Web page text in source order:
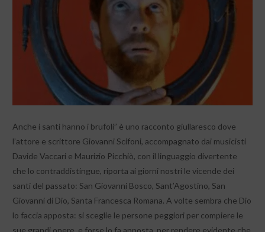
Anche i santi hanno i brufoli” è uno racconto giullaresco dove
l’attore e scrittore Giovanni Scifoni, accompagnato dai musicisti
Davide Vaccari e Maurizio Picchiò, con il linguaggio divertente
che lo contraddistingue, riporta ai giorni nostri le vicende dei
santi del passato: San Giovanni Bosco, Sant’Agostino, San
Giovanni di Dio, Santa Francesca Romana. A volte sembra che Dio
lo faccia apposta: si sceglie le persone peggiori per compiere le